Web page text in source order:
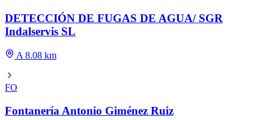
DETECCIÓN DE FUGAS DE AGUA/ SGR
Indalservis SL
A 8.08 km
FO
Fontanería Antonio Giménez Ruiz